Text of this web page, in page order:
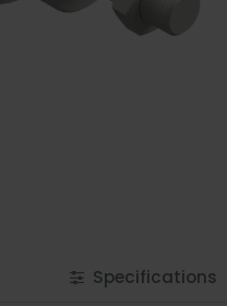
Specifications